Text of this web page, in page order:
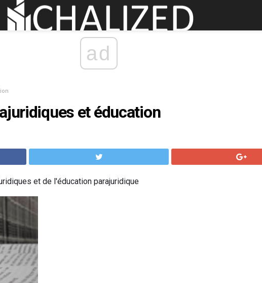
ad
et éducation
et de l'éducation parajuridique